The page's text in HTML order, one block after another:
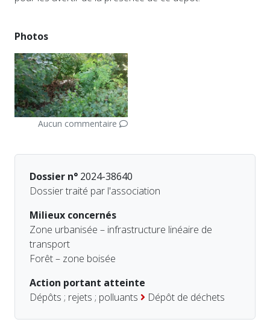
Photos
Aucun commentaire
Dossier n° 2024-38640
Dossier traité par l'association
Milieux concernés
Zone urbanisée – infrastructure linéaire de
transport
Forêt – zone boisée
Action portant atteinte
Dépôts ; rejets ; polluants
Dépôt de déchets